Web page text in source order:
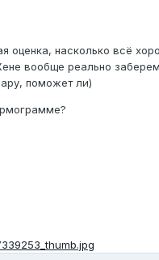
оценка, насколько всё
вообще реально
поможет ли)